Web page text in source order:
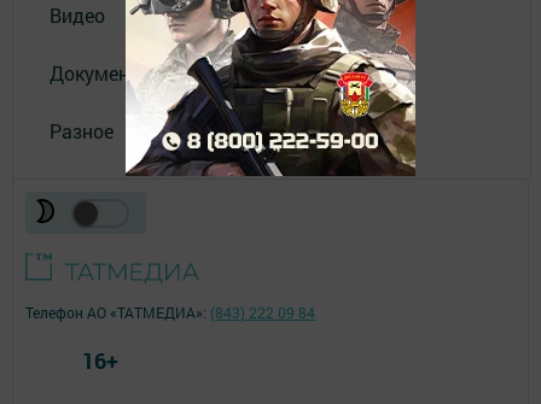
Видео
Документы
Разное
Телефон АО «ТАТМЕДИА»: (843) 222 09 84
16+